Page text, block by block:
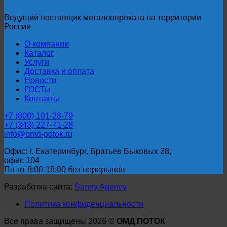
Ведущий поставщик металлопроката на территории
России
О компании
Каталог
Услуги
Доставка и оплата
Новости
ГОСТы
Контакты
+7 (800) 101-28-79
+7 (343) 227-71-28
info@omd-potok.ru
Офис: г. Екатеринбург, Братьев Быковых 28,
офис 104
Пн-пт 8:00-18:00 без перерывов
Разработка сайта: Sunny Agency
Политика конфиденциальности
Все права защищены 2026 © ОМД ПОТОК